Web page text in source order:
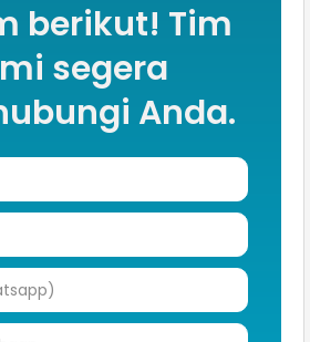
berikut! Tim
segera
Anda.